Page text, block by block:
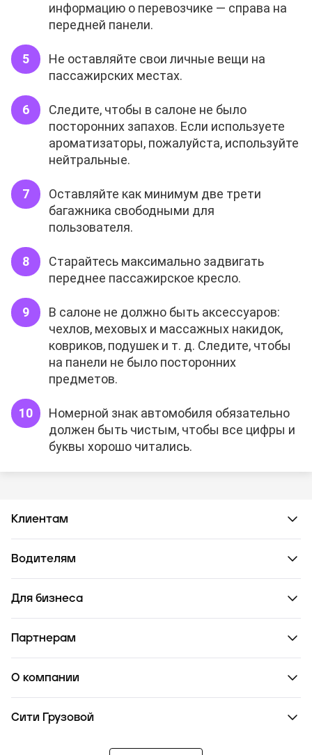
информацию о перевозчике — справа на
передней панели.
Не оставляйте свои личные вещи на
пассажирских местах.
Следите, чтобы в салоне не было
посторонних запахов. Если используете
ароматизаторы, пожалуйста, используйте
нейтральные.
Оставляйте как минимум две трети
багажника свободными для
пользователя.
Старайтесь максимально задвигать
переднее пассажирское кресло.
В салоне не должно быть аксессуаров:
чехлов, меховых и массажных накидок,
ковриков, подушек и т. д. Следите, чтобы
на панели не было посторонних
предметов.
Номерной знак автомобиля обязательно
должен быть чистым, чтобы все цифры и
буквы хорошо читались.
Клиентам
Водителям
Для бизнеса
Партнерам
О компании
Сити Грузовой